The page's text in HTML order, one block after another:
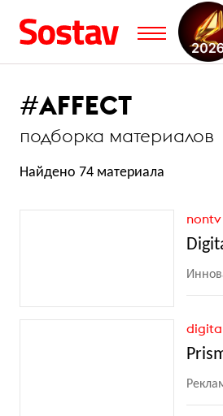
#AFFECT
подборка материалов
Найдено 74 материала
nontv